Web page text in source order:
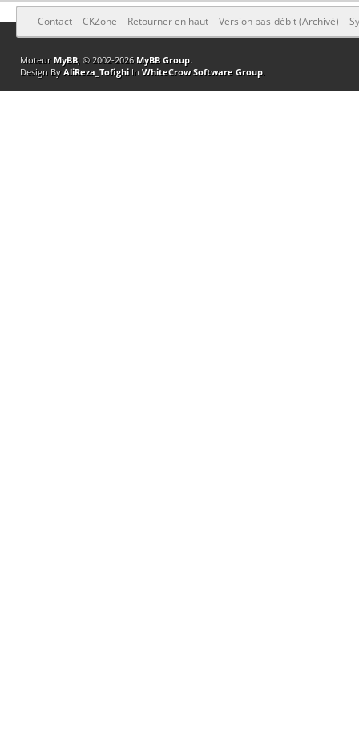
Contact CKZone Retourner en haut Version bas-débit (Archivé)
Moteur MyBB, © 2002-2026 MyBB Group.
Design By AliReza_TofighiIn WhiteCrow Software Group.